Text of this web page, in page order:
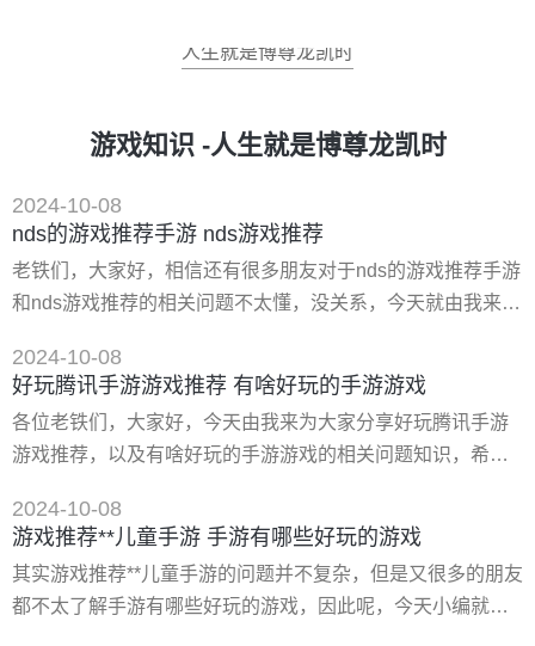
人生就是博尊龙凯时
游戏知识 -人生就是博尊龙凯时
2024-10-08
nds的游戏推荐手游 nds游戏推荐
老铁们，大家好，相信还有很多朋友对于nds的游戏推荐手游
和nds游戏推荐的相关问题不太懂，没关系，今天就由我来为
文章篇幅可能偏长，希望可以帮助到大家，下面一起来看看
吧！ 一、现在手机上有哪些游戏王的游戏比较好玩的 为玩家
推荐几款有趣、好玩、有特色的手机游戏,帮助大家找到*适合
的游戏，今天风林手游带来平台的人气**手游排行
2024-10-08
好玩腾讯手游游戏推荐 有啥好玩的手游游戏
各位老铁们，大家好，今天由我来为大家分享好玩腾讯手游
游戏推荐，以及有啥好玩的手游游戏的相关问题知识，希望
站，您的支持是我们*大的动力，谢谢大家了哈，下面我们开
始吧！ 一、有啥好玩的手游游戏 以下是几个好玩的手游游
戏： 1.王者荣耀：是一款由腾讯游戏推出的moba手游，目前
是全球*受欢迎的手机游戏之一。 2.绝地求生手游
2024-10-08
游戏推荐**儿童手游 手游有哪些好玩的游戏
其实游戏推荐**儿童手游的问题并不复杂，但是又很多的朋友
都不太了解手游有哪些好玩的游戏，因此呢，今天小编就来